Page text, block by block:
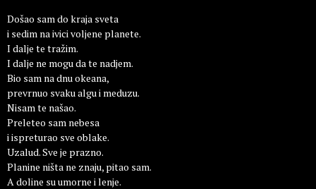
Došao sam do kraja sveta
i sedim na ivici voljene planete.
I dalje te tražim.
I dalje ne mogu da te nadjem.
Bio sam na dnu okeana,
prevrnuo svaku algu i meduzu.
Nisam te našao.
Preleteo sam nebesa
i ispreturao sve oblake.
Uzalud. Sve je prazno.
Planine ništa ne znaju, pitao sam.
A doline su umorne i lenje.